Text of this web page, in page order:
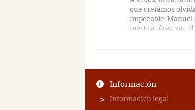
que creíamos
impecable. Manuel
invita a observar el
Lo que más valoro
que, más que
Información
Información legal